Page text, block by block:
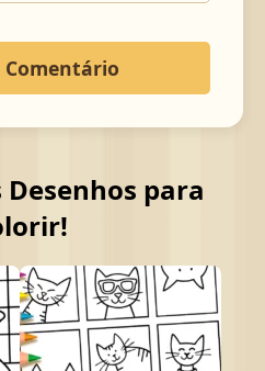
para